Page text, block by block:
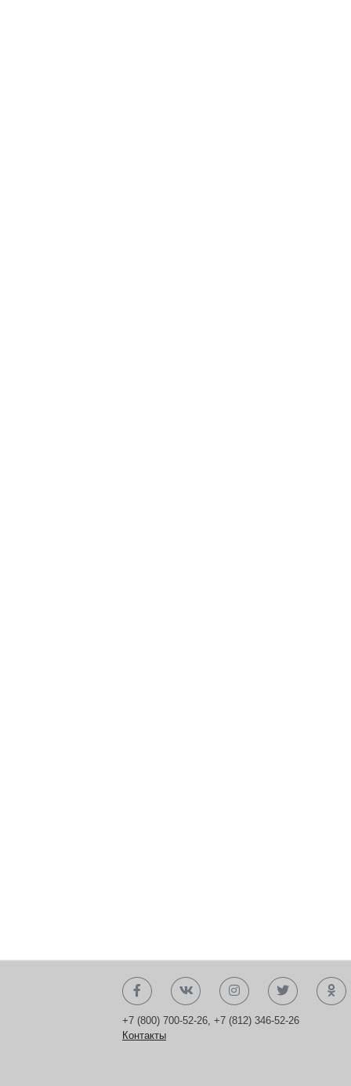
+7 (800) 700-52-26, +7 (812) 346-52-26
Контакты